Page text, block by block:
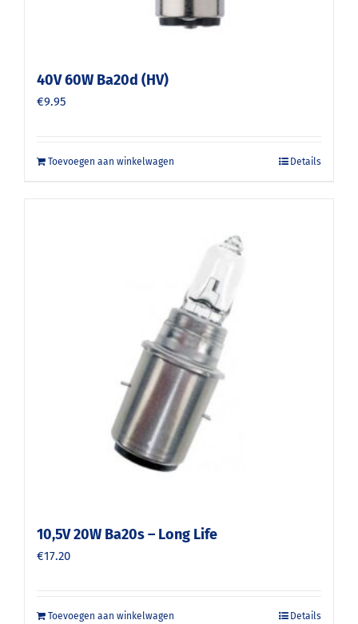
40V 60W Ba20d (HV)
€9.95
Toevoegen aan winkelwagen Details
10,5V 20W Ba20s – Long Life
€17.20
Toevoegen aan winkelwagen Details